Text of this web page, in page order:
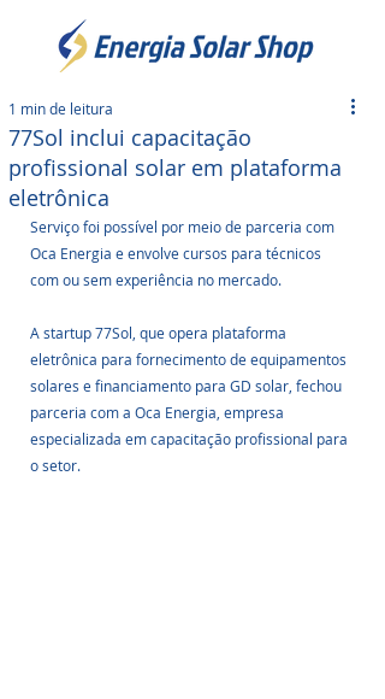
77Sol inclui capacitação
profissional solar em plataforma
eletrônica
1 min de leitura
Serviço foi possível por meio de parceria com
Oca Energia e envolve cursos para técnicos
com ou sem experiência no mercado.
A startup 77Sol, que opera plataforma
eletrônica para fornecimento de equipamentos
solares e financiamento para GD solar, fechou
parceria com a Oca Energia, empresa
especializada em capacitação profissional para
o setor.